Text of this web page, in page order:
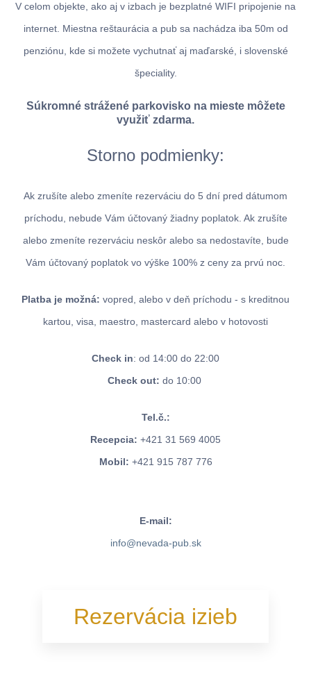
V celom objekte, ako aj v izbach je bezplatné WIFI pripojenie na
internet. Miestna reštaurácia a pub sa nachádza iba 50m od
penziónu, kde si možete vychutnať aj maďarské, i slovenské
špeciality.
Súkromné strážené parkovisko na mieste môžete
využiť zdarma.
Storno podmienky:
Ak zrušíte alebo zmeníte rezerváciu do 5 dní pred dátumom
príchodu, nebude Vám účtovaný žiadny poplatok. Ak zrušíte
alebo zmeníte rezerváciu neskôr alebo sa nedostavíte, bude
Vám účtovaný poplatok vo výške 100% z ceny za prvú noc.
Platba je možná: vopred, alebo v deň príchodu - s kreditnou
kartou, visa, maestro, mastercard alebo v hotovosti
Check in: od 14:00 do 22:00
Check out: do 10:00
Tel.č.:
Recepcia: +421 31 569 4005
Mobil: +421 915 787 776
E-mail:
info@nevada-pub.sk
Rezervácia izieb